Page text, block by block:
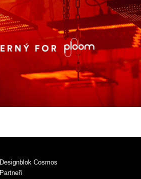
Designblok Cosmos
Partneři